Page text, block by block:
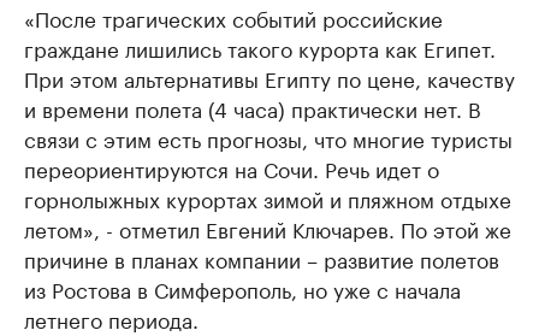
«После трагических событий российские
граждане лишились такого курорта как Египет.
При этом альтернативы Египту по цене, качеству
и времени полета (4 часа) практически нет. В
связи с этим есть прогнозы, что многие туристы
переориентируются на Сочи. Речь идет о
горнолыжных курортах зимой и пляжном отдыхе
летом», - отметил Евгений Ключарев. По этой же
причине в планах компании – развитие полетов
из Ростова в Симферополь, но уже с начала
летнего периода.